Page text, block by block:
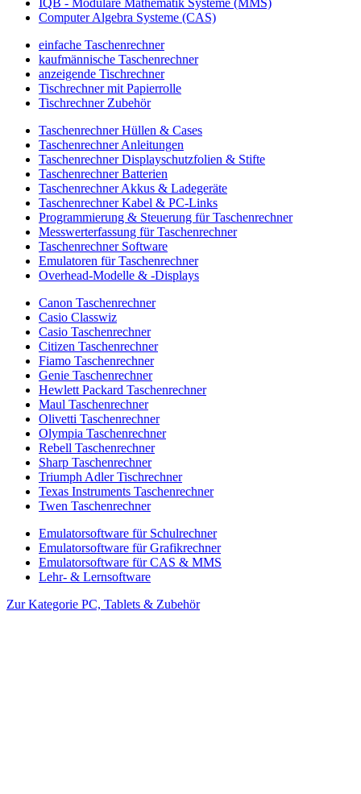
Computer Algebra Systeme (CAS)
einfache Taschenrechner
kaufmännische Taschenrechner
anzeigende Tischrechner
Tischrechner mit Papierrolle
Tischrechner Zubehör
Taschenrechner Hüllen & Cases
Taschenrechner Anleitungen
Taschenrechner Displayschutzfolien & Stifte
Taschenrechner Batterien
Taschenrechner Akkus & Ladegeräte
Taschenrechner Kabel & PC-Links
Programmierung & Steuerung für Taschenrechner
Messwerterfassung für Taschenrechner
Taschenrechner Software
Emulatoren für Taschenrechner
Overhead-Modelle & -Displays
Canon Taschenrechner
Casio Classwiz
Casio Taschenrechner
Citizen Taschenrechner
Fiamo Taschenrechner
Genie Taschenrechner
Hewlett Packard Taschenrechner
Maul Taschenrechner
Olivetti Taschenrechner
Olympia Taschenrechner
Rebell Taschenrechner
Sharp Taschenrechner
Triumph Adler Tischrechner
Texas Instruments Taschenrechner
Twen Taschenrechner
Emulatorsoftware für Schulrechner
Emulatorsoftware für Grafikrechner
Emulatorsoftware für CAS & MMS
Lehr- & Lernsoftware
Zur Kategorie PC, Tablets & Zubehör